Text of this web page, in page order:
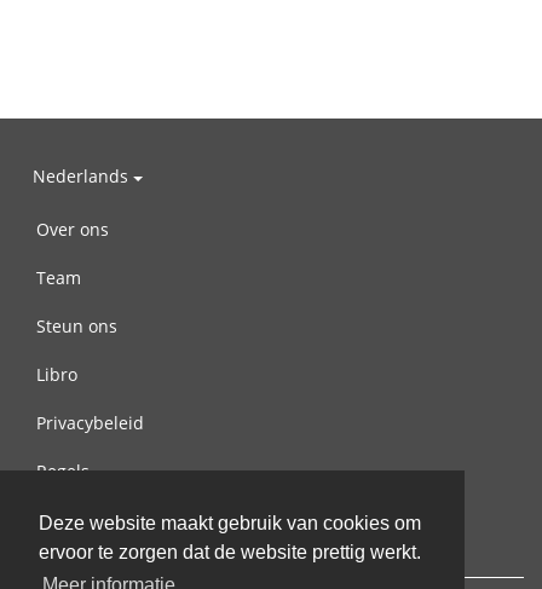
Deze website maakt gebruik van cookies om
ervoor te zorgen dat de website prettig werkt.
Nederlands
Over ons
Team
Steun ons
Libro
Privacybeleid
Regels
Contact met ons opnemen